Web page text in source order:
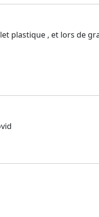
plastique , et lors de